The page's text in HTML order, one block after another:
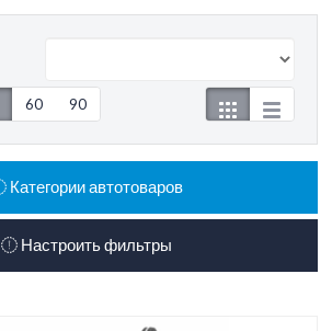
60 90
Категории автотоваров
Настроить фильтры